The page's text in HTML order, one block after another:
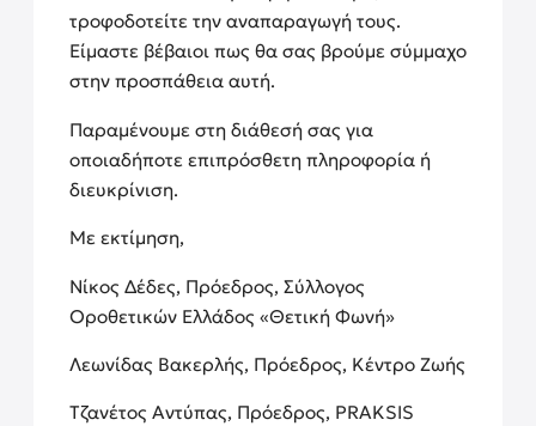
τροφοδοτείτε την αναπαραγωγή τους.
Είμαστε βέβαιοι πως θα σας βρούμε σύμμαχο
στην προσπάθεια αυτή.
Παραμένουμε στη διάθεσή σας για
οποιαδήποτε επιπρόσθετη πληροφορία ή
διευκρίνιση.
Με εκτίμηση,
Νίκος Δέδες, Πρόεδρος, Σύλλογος
Οροθετικών Ελλάδος «Θετική Φωνή»
Λεωνίδας Βακερλής, Πρόεδρος, Κέντρο Ζωής
Τζανέτος Αντύπας, Πρόεδρος, PRAKSIS